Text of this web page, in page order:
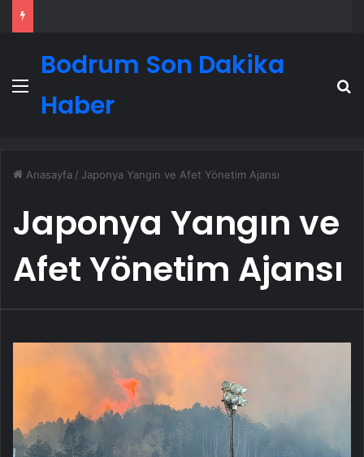
Menü
Bodrum Son Dakika
Haber
Anasayfa / Japonya Yangın ve Afet Yönetim Ajansı
Japonya Yangın ve
Afet Yönetim Ajansı